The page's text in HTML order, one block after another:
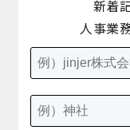
新着
人事業